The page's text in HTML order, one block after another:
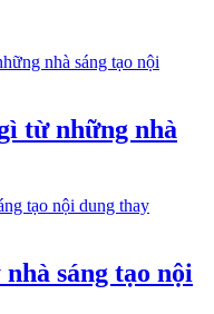
từ những nhà
sáng tạo nội